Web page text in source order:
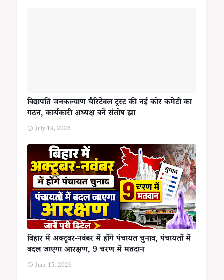
विद्यापति जनकल्याण चैरिटेबल ट्रस्ट की नई कोर कमेटी का
गठन, कार्यकारी अध्यक्ष बनें संतोष झा
July 19, 2026
बिहार में अक्टूबर-नवंबर में होंगे पंचायत चुनाव, पंचायतों में
बदल जाएगा आरक्षण, 9 चरण में मतदान
June 15, 2026